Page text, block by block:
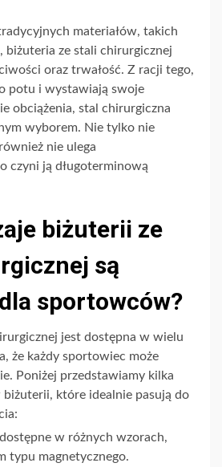
materiałów, takich
biżuteria ze stali chirurgicznej
oraz trwałość. Z racji tego,
potu i wystawiają swoje
obciążenia, stal chirurgiczna
wyborem. Nie tylko nie
nie ulega
czyni ją długoterminową
biżuterii ze
są
sportowców?
jest dostępna w wielu
że każdy sportowiec może
Poniżej przedstawiamy kilka
które idealnie pasują do
w różnych wzorach,
typu magnetycznego.